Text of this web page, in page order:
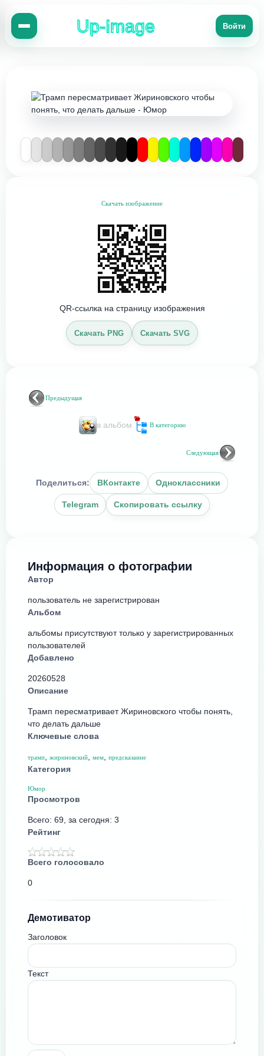
Up-Image Войти
Скачать изображение
QR-ссылка на страницу изображения
Скачать PNG Скачать SVG
Предыдущая
в альбом В категорию
Следующая
Поделиться: ВКонтакте Одноклассники
Telegram Скопировать ссылку
Информация о фотографии
Автор
пользователь не зарегистрирован
Альбом
альбомы присутствуют только у зарегистрированных
пользователей
Добавлено
20260528
Описание
Трамп пересматривает Жириновского чтобы понять,
что делать дальше
Ключевые слова
трамп жириновский мем предсказание
Категория
Юмор
Просмотров
Всего: 69, за сегодня: 3
Рейтинг
Всего голосовало
0
Демотиватор
Заголовок
Текст